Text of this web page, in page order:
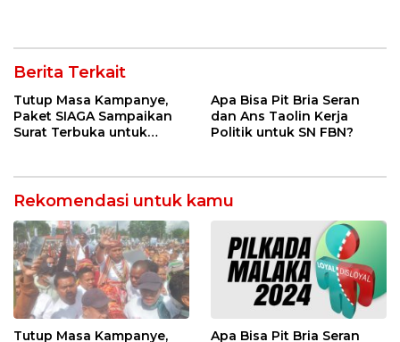
Berita Terkait
Tutup Masa Kampanye,
Paket SIAGA Sampaikan
Surat Terbuka untuk
Apa Bisa Pit Bria Seran
dan Ans Taolin Kerja
Politik untuk SN FBN?
Rekomendasi untuk kamu
Tutup Masa Kampanye,
Apa Bisa Pit Bria Seran